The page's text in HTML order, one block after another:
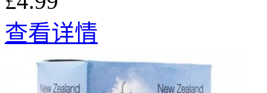
查看详情